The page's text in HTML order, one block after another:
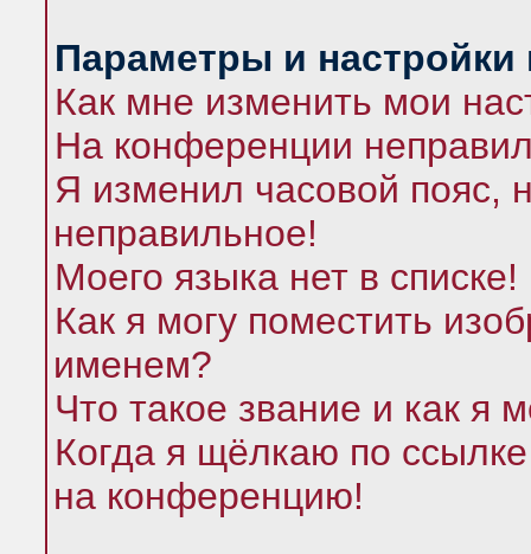
Параметры и настройки
Как мне изменить мои
На конференции
Я изменил часовой пояс,
неправильное!
Моего языка нет в списке!
Как я могу поместить
именем?
Что такое звание и как я
Когда я щёлкаю по
на конференцию!